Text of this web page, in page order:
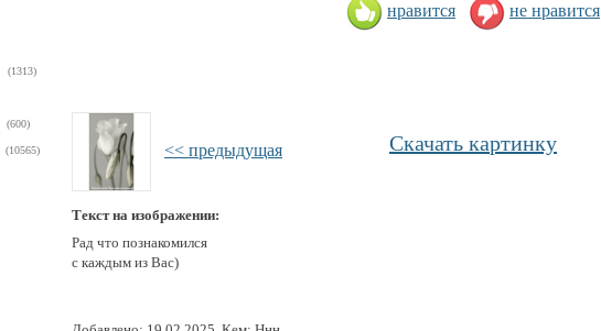
(1313)
(600)
(10565)
нравится не нравится
<< предыдущая Скачать картинку
Текст на изображении:
Рад что познакомился
с каждым из Вас)